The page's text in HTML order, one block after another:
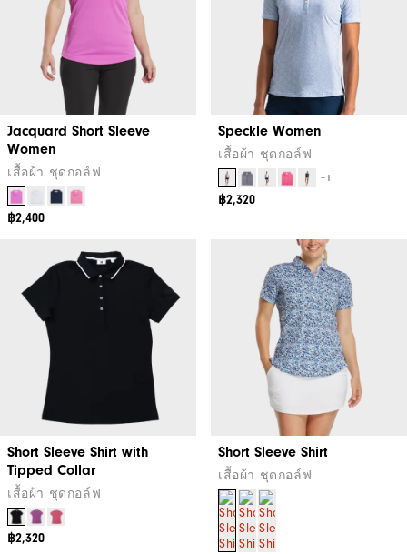
Jacquard Short Sleeve
Women
เสื้อผ้า ชุดกอล์ฟ
฿2,400
Speckle Women
เสื้อผ้า ชุดกอล์ฟ
+1
฿2,320
Short Sleeve Shirt with
Tipped Collar
เสื้อผ้า ชุดกอล์ฟ
฿2,320
Short Sleeve Shirt
เสื้อผ้า ชุดกอล์ฟ